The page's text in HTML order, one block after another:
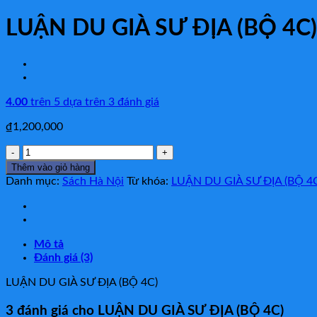
LUẬN DU GIÀ SƯ ĐỊA (BỘ 4C)
4.00 trên 5 dựa trên 3 đánh giá
₫1,200,000
LUẬN
DU
GIÀ
ĐỊA
(BỘ
số
lượng
Thêm vào giỏ hàng
Danh mục: Sách Hà Nội Từ khóa: LUẬN DU GIÀ SƯ ĐỊA (BỘ
Mô tả
Đánh giá (3)
LUẬN DU GIÀ SƯ ĐỊA (BỘ 4C)
3 đánh giá cho LUẬN DU GIÀ SƯ ĐỊA (BỘ 4C)